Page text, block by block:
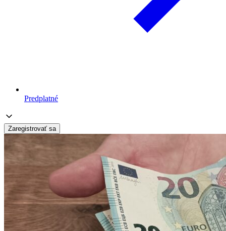
Predplatné
Zaregistrovať sa